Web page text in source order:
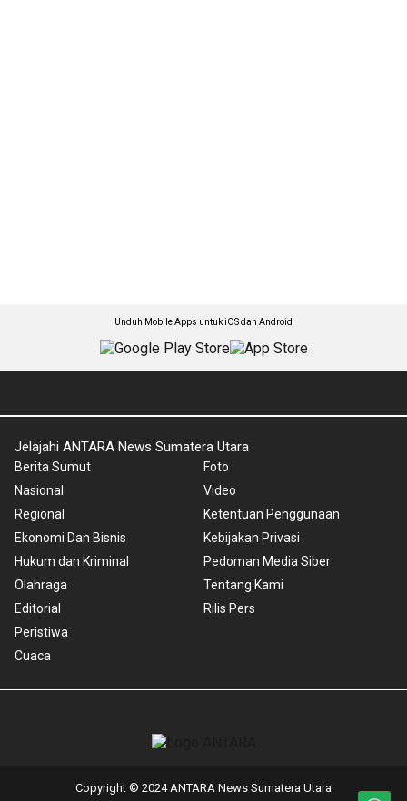
Unduh Mobile Apps untuk iOS dan Android
Jelajahi ANTARA News Sumatera Utara
Berita Sumut
Nasional
Regional
Ekonomi Dan Bisnis
Hukum dan Kriminal
Olahraga
Editorial
Peristiwa
Cuaca
Foto
Video
Ketentuan Penggunaan
Kebijakan Privasi
Pedoman Media Siber
Tentang Kami
Rilis Pers
Copyright © 2024 ANTARA News Sumatera Utara